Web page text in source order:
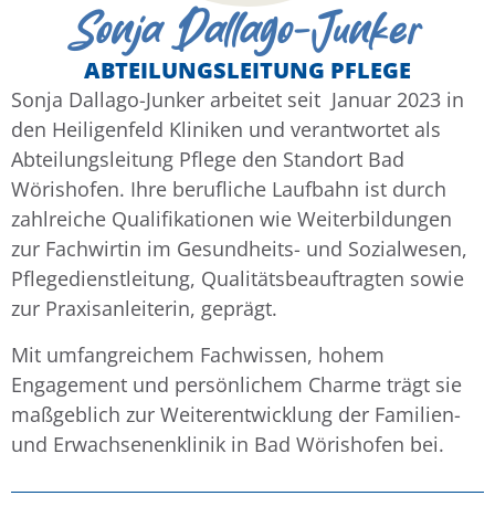
Sonja Dallago-Junker
ABTEILUNGSLEITUNG PFLEGE
Sonja Dallago-Junker arbeitet seit Januar 2023 in
den Heiligenfeld Kliniken und verantwortet als
Abteilungsleitung Pflege den Standort Bad
Wörishofen. Ihre berufliche Laufbahn ist durch
zahlreiche Qualifikationen wie Weiterbildungen
zur Fachwirtin im Gesundheits- und Sozialwesen,
Pflegedienstleitung, Qualitätsbeauftragten sowie
zur Praxisanleiterin, geprägt.
Mit umfangreichem Fachwissen, hohem
Engagement und persönlichem Charme trägt sie
maßgeblich zur Weiterentwicklung der Familien-
und Erwachsenenklinik in Bad Wörishofen bei.